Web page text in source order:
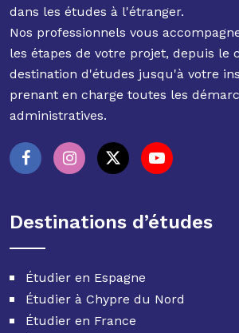
dans les études à l'étranger.
Nos professionnels vous
les étapes de votre projet, depuis le
destination d'études jusqu'à votre
prenant en charge toutes les
administratives.
Destinations d’études
Étudier en Espagne
Étudier à Chypre du Nord
Étudier en France